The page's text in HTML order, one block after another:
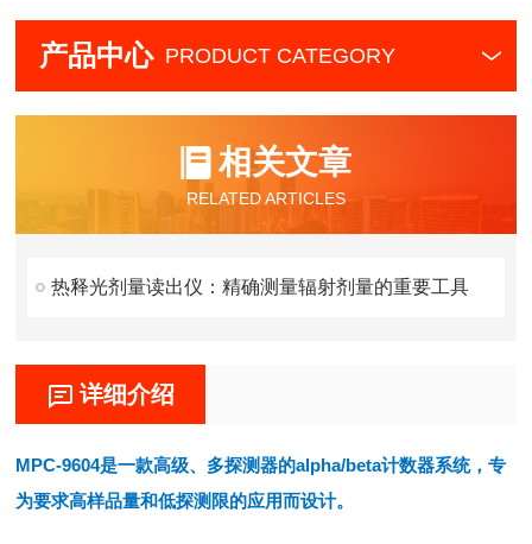
产品中心 PRODUCT CATEGORY
相关文章
RELATED ARTICLES
热释光剂量读出仪：精确测量辐射剂量的重要工具
详细介绍
MPC-9604是一款高级、多探测器的alpha/beta计数器系统，专
为要求高样品量和低探测限的应用而设计。